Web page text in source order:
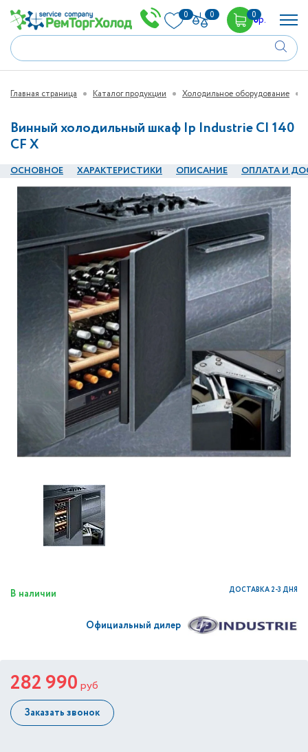
0 0 00р.
Главная страница Каталог продукции Холодильное оборудование
Винный холодильный шкаф Ip Industrie CI 140
CF X
ОСНОВНОЕ ХАРАКТЕРИСТИКИ ОПИСАНИЕ ОПЛАТА И
В наличии ДОСТАВКА 2-3 ДНЯ
Официальный дилер
282 990 руб
Заказать звонок